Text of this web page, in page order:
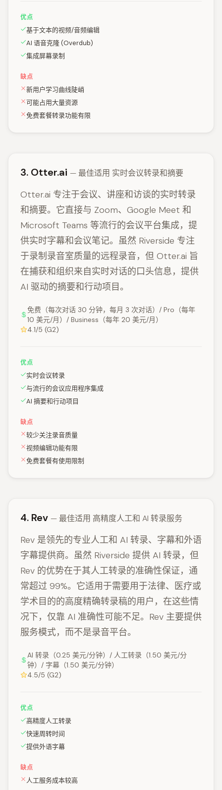
优点
基于文本的视频/音频编辑
AI 语音克隆 (Overdub)
集成屏幕录制
缺点
新用户学习曲线陡峭
可能占用大量资源
免费套餐转录功能有限
3. Otter.ai — 最佳适用 实时会议转录和摘要
Otter.ai 专注于会议、讲座和访谈的实时转录
和摘要。它直接与 Zoom、Google Meet 和
Microsoft Teams 等流行的会议平台集成，提
供实时字幕和会议笔记。虽然 Riverside 专注
于录制录音室质量的远程录音，但 Otter.ai 旨
在捕获和组织来自实时对话的口头信息，提供
AI 驱动的摘要和行动项目。
免费（每次对话 30 分钟，每月 3 次对话）/ Pro（每年
10 美元/月）/ Business（每年 20 美元/月）
4.1/5 (G2)
优点
实时会议转录
与流行的会议应用程序集成
AI 摘要和行动项目
缺点
较少关注录音质量
视频编辑功能有限
免费套餐有使用限制
4. Rev — 最佳适用 高精度人工和 AI 转录服务
Rev 是领先的专业人工和 AI 转录、字幕和外语
字幕提供商。虽然 Riverside 提供 AI 转录，但
Rev 的优势在于其人工转录的准确性保证，通
常超过 99%。它适用于需要用于法律、医疗或
学术目的的高度精确转录稿的用户，在这些情
况下，仅靠 AI 准确性可能不足。Rev 主要提供
服务模式，而不是录音平台。
AI 转录（0.25 美元/分钟）/ 人工转录（1.50 美元/分
钟）/ 字幕（1.50 美元/分钟）
4.5/5 (G2)
优点
高精度人工转录
快速周转时间
提供外语字幕
缺点
人工服务成本较高